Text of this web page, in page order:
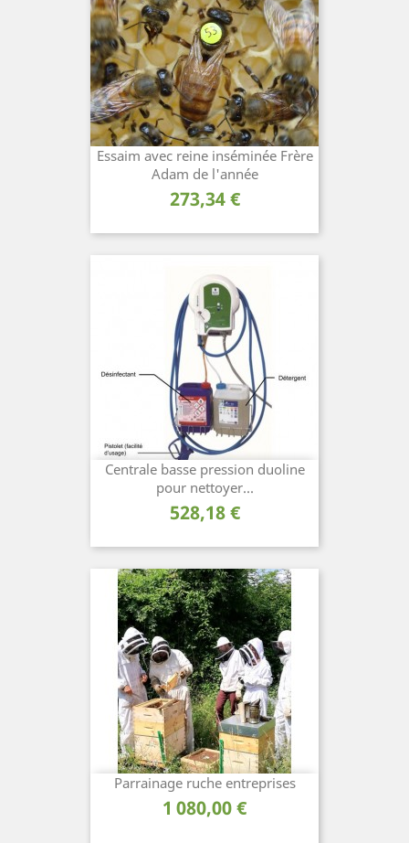
Essaim avec reine inséminée Frère
Adam de l'année
Prix
273,34 €
Centrale basse pression duoline
pour nettoyer...
Prix
528,18 €
Parrainage ruche entreprises
Prix
1 080,00 €